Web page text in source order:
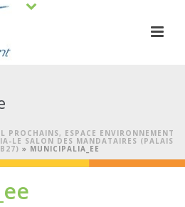
PROCHAINS, ESPACE ENVIRONNEMENT
LE SALON DES MANDATAIRES (PALAIS
» MUNICIPALIA_EE